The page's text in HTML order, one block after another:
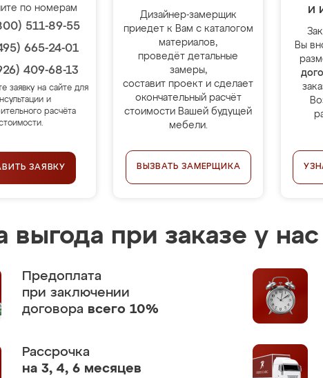
по номерам
511-89-55
665-24-01
409-68-13
заявку на сайте для
и
расчёта
ЗАЯВКУ
Дизайнер-замерщик
приедет к Вам с каталогом
материалов,
проведёт детальные
замеры,
составит проект и сделает
окончательный расчёт
стоимости Вашей будущей
мебели.
ВЫЗВАТЬ ЗАМЕРЩИКА
и
Вы
выгода при заказе у нас
Предоплата
при заключении
договора всего 10%
Рассрочка
на 3, 4, 6 месяцев